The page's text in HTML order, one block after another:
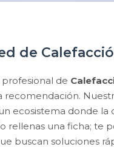
de
de
recomendación.
ecosistema donde la
rellenas una ficha; te
buscan soluciones